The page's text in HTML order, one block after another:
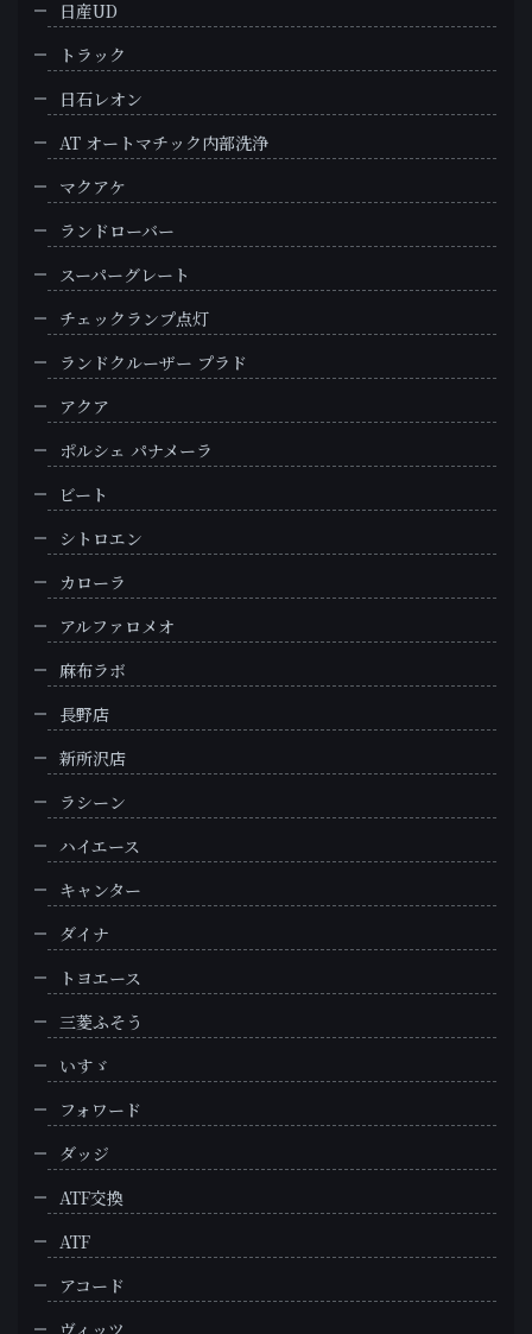
日産UD
トラック
日石レオン
AT オートマチック内部洗浄
マクアケ
ランドローバー
スーパーグレート
チェックランプ点灯
ランドクルーザー プラド
アクア
ポルシェ パナメーラ
ビート
シトロエン
カローラ
アルファロメオ
麻布ラボ
長野店
新所沢店
ラシーン
ハイエース
キャンター
ダイナ
トヨエース
三菱ふそう
いすゞ
フォワード
ダッジ
ATF交換
ATF
アコード
ヴィッツ